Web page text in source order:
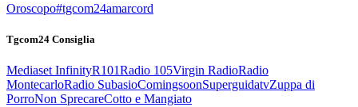
Oroscopo#tgcom24amarcord
Tgcom24 Consiglia
Mediaset InfinityR101Radio 105Virgin RadioRadio
MontecarloRadio SubasioComingsoonSuperguidatvZuppa di
PorroNon SprecareCotto e Mangiato